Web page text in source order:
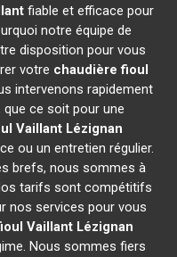
fiable et efficace pour
notre équipe de
disposition pour vous
votre chaudière fioul
intervenons rapidement
ce soit pour une
Vaillant Lézignan
ou un entretien régulier.
brefs, nous sommes à
tarifs sont compétitifs
nos services pour vous
Vaillant Lézignan
Nous sommes fiers